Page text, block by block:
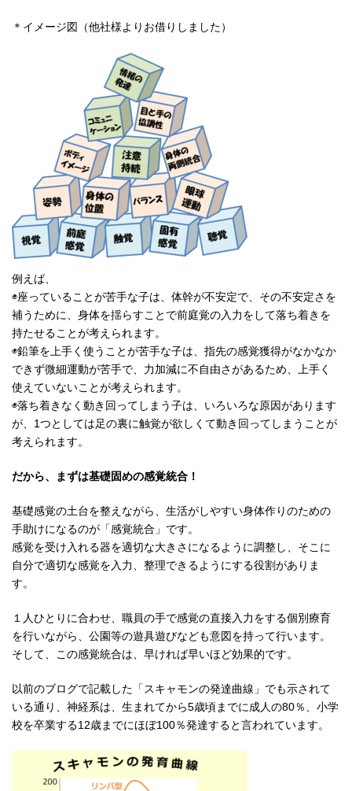
＊イメージ図（他社様よりお借りしました）
例えば、
◉座っていることが苦手な子は、体幹が不安定で、その不安定さを
補うために、身体を揺らすことで前庭覚の入力をして落ち着きを
持たせることが考えられます。
◉鉛筆を上手く使うことが苦手な子は、指先の感覚獲得がなかなか
できず微細運動が苦手で、力加減に不自由さがあるため、上手く
使えていないことが考えられます。
◉落ち着きなく動き回ってしまう子は、いろいろな原因があります
が、1つとしては足の裏に触覚が欲しくて動き回ってしまうことが
考えられます。
だから、まずは基礎固めの感覚統合！
基礎感覚の土台を整えながら、生活がしやすい身体作りのための
手助けになるのが「感覚統合」です。
感覚を受け入れる器を適切な大きさになるように調整し、そこに
自分で適切な感覚を入力、整理できるようにする役割がありま
す。
１人ひとりに合わせ、職員の手で感覚の直接入力をする個別療育
を行いながら、公園等の遊具遊びなども意図を持って行います。
そして、この感覚統合は、早ければ早いほど効果的です。
以前のブログで記載した「スキャモンの発達曲線」でも示されて
いる通り、神経系は、生まれてから5歳頃までに成人の80％、小学
校を卒業する12歳までにほぼ100％発達すると言われています。